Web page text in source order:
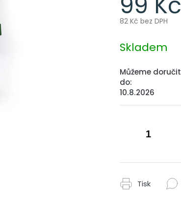
82 Kč bez DPH
cena:
Skladem
Můžeme doručit
do:
10.8.2026
Tisk